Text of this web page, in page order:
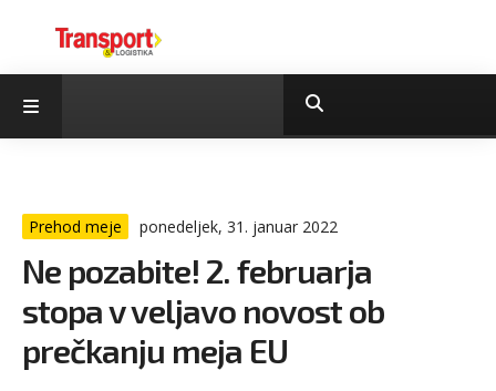
Prehod meje ponedeljek, 31. januar 2022
Ne pozabite! 2. februarja
stopa v veljavo novost ob
prečkanju meja EU